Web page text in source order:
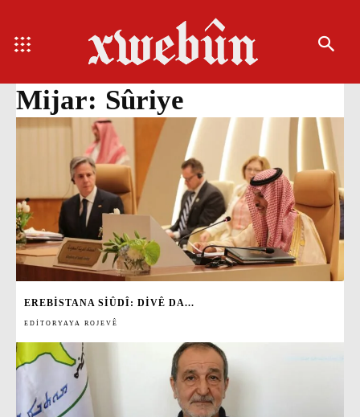
Mijar: Sûriye
EREBISTANA SIÛDÎ: DIVÊ DA...
EDITORYAYA ROJEVÊ